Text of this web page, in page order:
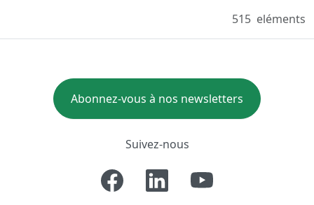
515 eléments
Abonnez-vous à nos newsletters
Suivez-nous